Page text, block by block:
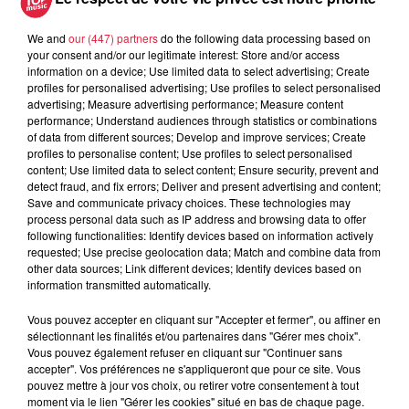
À découvrir également
We and our (447) partnersdo the following data processing based on
your consent and/or our legitimate interest: Store and/or access
information on a device; Use limited data to select advertising; Create
profiles for personalised advertising; Use profiles to select personalised
advertising; Measure advertising performance; Measure content
performance; Understand audiences through statistics or combinations
of data from different sources; Develop and improve services; Create
profiles to personalise content; Use profiles to select personalised
content; Use limited data to select content; Ensure security, prevent and
detect fraud, and fix errors; Deliver and present advertising and content;
Save and communicate privacy choices. These technologies may
process personal data such as IP address and browsing data to offer
following functionalities: Identify devices based on information actively
requested; Use precise geolocation data; Match and combine data from
other data sources; Link different devices; Identify devices based on
information transmitted automatically.
Vous pouvez accepter en cliquant sur "Accepter et fermer", ou affiner en
sélectionnant les finalités et/ou partenaires dans "Gérer mes choix".
Vous pouvez également refuser en cliquant sur "Continuer sans
accepter". Vos préférences ne s'appliqueront que pour ce site. Vous
pouvez mettre à jour vos choix, ou retirer votre consentement à tout
moment via le lien "Gérer les cookies" situé en bas de chaque page.